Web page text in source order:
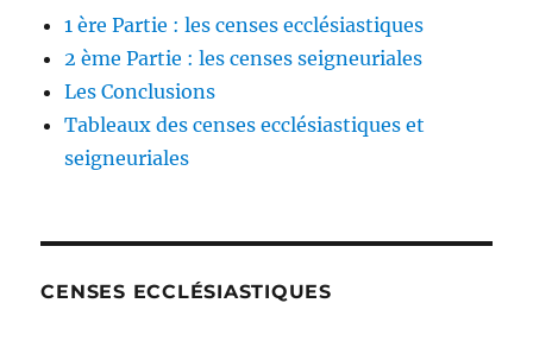
1 ère Partie : les censes ecclésiastiques
2 ème Partie : les censes seigneuriales
Les Conclusions
Tableaux des censes ecclésiastiques et
seigneuriales
CENSES ECCLÉSIASTIQUES